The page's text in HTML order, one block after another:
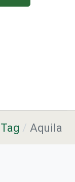
Tag Aquila